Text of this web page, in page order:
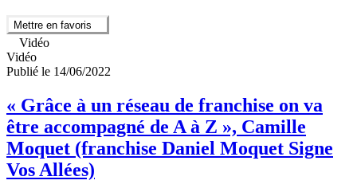
Mettre en favoris
Vidéo
Vidéo
Publié le 14/06/2022
« Grâce à un réseau de franchise on va
être accompagné de A à Z », Camille
Moquet (franchise Daniel Moquet Signe
Vos Allées)